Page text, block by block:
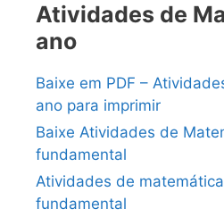
Atividades de
ano
Baixe em PDF –
ano para imprimir
Baixe Atividades de
fundamental
Atividades de
fundamental